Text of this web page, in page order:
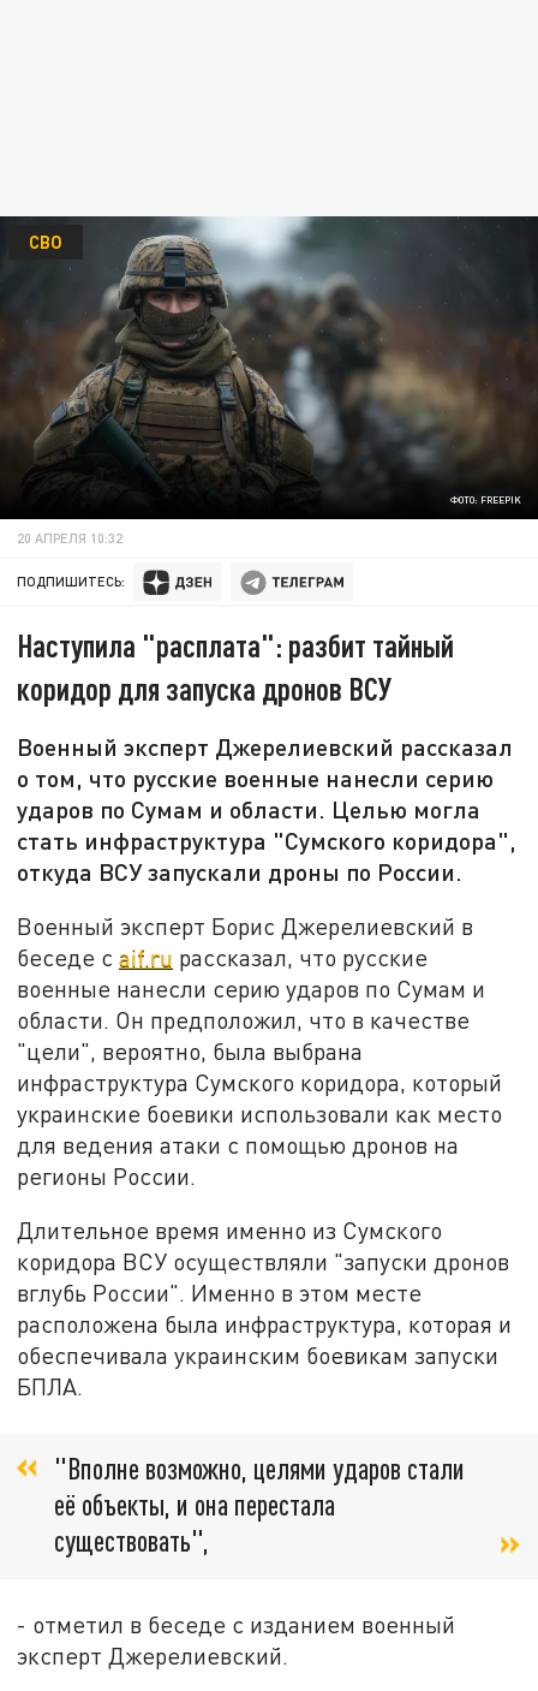
ФОТО: FREEPIK
СВО
20 АПРЕЛЯ 10:32
ПОДПИШИТЕСЬ:
Наступила "расплата": разбит тайный
коридор для запуска дронов ВСУ
Военный эксперт Джерелиевский рассказал
о том, что русские военные нанесли серию
ударов по Сумам и области. Целью могла
стать инфраструктура "Сумского коридора",
откуда ВСУ запускали дроны по России.
Военный эксперт Борис Джерелиевский в
беседе сaif.ru рассказал, что русские
военные нанесли серию ударов по Сумам и
области. Он предположил, что в качестве
"цели", вероятно, была выбрана
инфраструктура Сумского коридора, который
украинские боевики использовали как место
для ведения атаки с помощью дронов на
регионы России.
Длительное время именно из Сумского
коридора ВСУ осуществляли "запуски дронов
вглубь России". Именно в этом месте
расположена была инфраструктура, которая и
обеспечивала украинским боевикам запуски
БПЛА.
"Вполне возможно, целями ударов стали
её объекты, и она перестала
существовать",
- отметил в беседе с изданием военный
эксперт Джерелиевский.